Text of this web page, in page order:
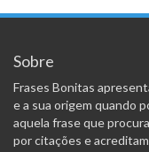
Sobre
Frases Bonitas
e a sua origem quando
aquela frase que
por citações e